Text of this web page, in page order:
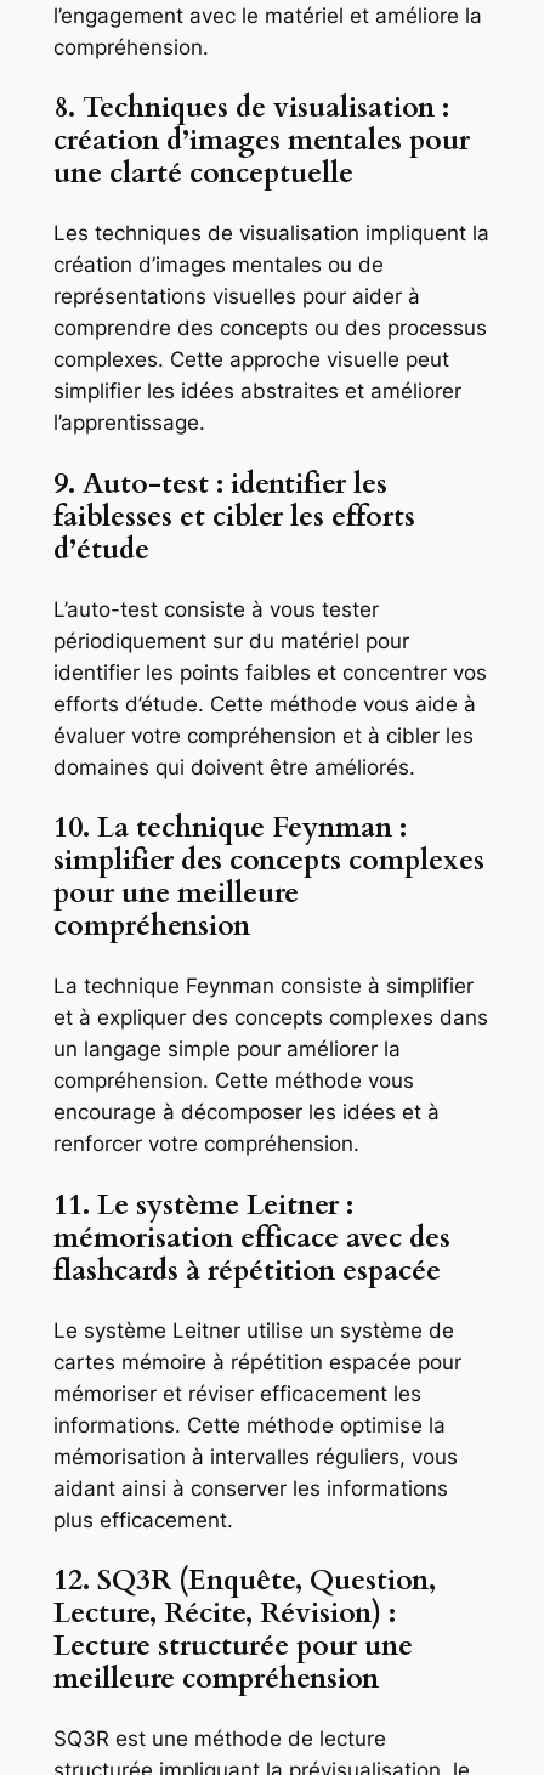
l’engagement avec le matériel et améliore la
compréhension.
8. Techniques de visualisation :
création d’images mentales pour
une clarté conceptuelle
Les techniques de visualisation impliquent la
création d’images mentales ou de
représentations visuelles pour aider à
comprendre des concepts ou des processus
complexes. Cette approche visuelle peut
simplifier les idées abstraites et améliorer
l’apprentissage.
9. Auto-test : identifier les
faiblesses et cibler les efforts
d’étude
L’auto-test consiste à vous tester
périodiquement sur du matériel pour
identifier les points faibles et concentrer vos
efforts d’étude. Cette méthode vous aide à
évaluer votre compréhension et à cibler les
domaines qui doivent être améliorés.
10. La technique Feynman :
simplifier des concepts complexes
pour une meilleure
compréhension
La technique Feynman consiste à simplifier
et à expliquer des concepts complexes dans
un langage simple pour améliorer la
compréhension. Cette méthode vous
encourage à décomposer les idées et à
renforcer votre compréhension.
11. Le système Leitner :
mémorisation efficace avec des
flashcards à répétition espacée
Le système Leitner utilise un système de
cartes mémoire à répétition espacée pour
mémoriser et réviser efficacement les
informations. Cette méthode optimise la
mémorisation à intervalles réguliers, vous
aidant ainsi à conserver les informations
plus efficacement.
12. SQ3R (Enquête, Question,
Lecture, Récite, Révision) :
Lecture structurée pour une
meilleure compréhension
SQ3R est une méthode de lecture